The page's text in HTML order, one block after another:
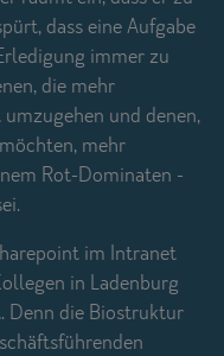
dass eine Aufgabe
immer zu
die mehr
und denen,
mehr
Rot-Dominaten -
im Intranet
in Ladenburg
Denn die Biostruktur